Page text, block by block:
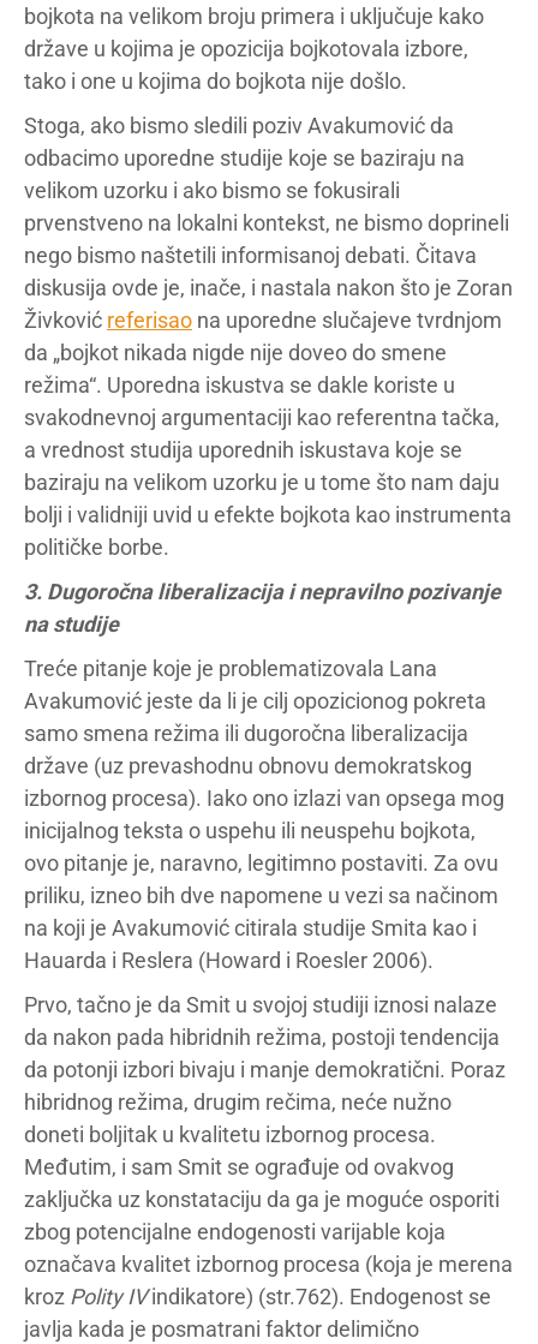
bojkota na velikom broju primera i uključuje kako
države u kojima je opozicija bojkotovala izbore,
tako i one u kojima do bojkota nije došlo.
Stoga, ako bismo sledili poziv Avakumović da
odbacimo uporedne studije koje se baziraju na
velikom uzorku i ako bismo se fokusirali
prvenstveno na lokalni kontekst, ne bismo doprineli
nego bismo naštetili informisanoj debati. Čitava
diskusija ovde je, inače, i nastala nakon što je Zoran
Živković referisao na uporedne slučajeve tvrdnjom
da „bojkot nikada nigde nije doveo do smene
režima“. Uporedna iskustva se dakle koriste u
svakodnevnoj argumentaciji kao referentna tačka,
a vrednost studija uporednih iskustava koje se
baziraju na velikom uzorku je u tome što nam daju
bolji i validniji uvid u efekte bojkota kao instrumenta
političke borbe.
3. Dugoročna liberalizacija i nepravilno pozivanje
na studije
Treće pitanje koje je problematizovala Lana
Avakumović jeste da li je cilj opozicionog pokreta
samo smena režima ili dugoročna liberalizacija
države (uz prevashodnu obnovu demokratskog
izbornog procesa). Iako ono izlazi van opsega mog
inicijalnog teksta o uspehu ili neuspehu bojkota,
ovo pitanje je, naravno, legitimno postaviti. Za ovu
priliku, izneo bih dve napomene u vezi sa načinom
na koji je Avakumović citirala studije Smita kao i
Hauarda i Reslera (Howard i Roesler 2006).
Prvo, tačno je da Smit u svojoj studiji iznosi nalaze
da nakon pada hibridnih režima, postoji tendencija
da potonji izbori bivaju i manje demokratični. Poraz
hibridnog režima, drugim rečima, neće nužno
doneti boljitak u kvalitetu izbornog procesa.
Međutim, i sam Smit se ograđuje od ovakvog
zaključka uz konstataciju da ga je moguće osporiti
zbog potencijalne endogenosti varijable koja
označava kvalitet izbornog procesa (koja je merena
kroz Polity IVindikatore) (str.762). Endogenost se
javlja kada je posmatrani faktor delimično